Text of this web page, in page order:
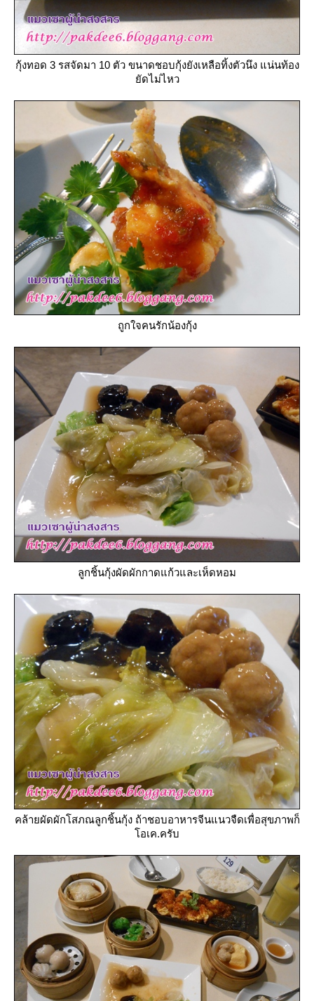
กุ้งทอด 3 รสจัดมา 10 ตัว ขนาดชอบกุ้งยังเหลือทิ้งตัวนึง แน่นท้อง
ัดไม่ไหว
ถูกใจคนรักน้องกุ้ง
ลูกชิ้นกุ้งผัดผักกาดแก้วและเห็ดหอม
คล้ายผัดผักโสภณลูกชิ้นกุ้ง ถ้าชอบอาหารจีนแนวจืดเพื่อสุขภาพก็
อเค.ครับ